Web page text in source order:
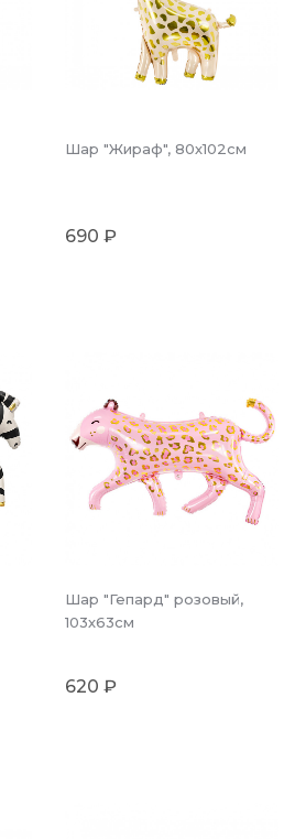
Шар "Жираф", 80х102см
690 ₽
Шар "Гепард" розовый,
103х63см
620 ₽